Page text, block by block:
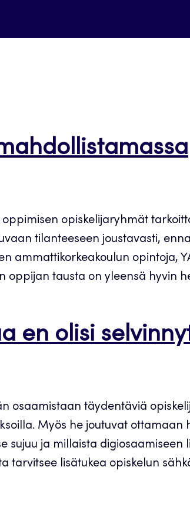
opiskelijaryhmät
tilanteeseen joustavasti,
ammattikorkeakoulun opintoja,
oppijan tausta on yleensä hyvin
en olisi
osaamistaan täydentäviä
Myös he joutuvat
sujuu ja millaista
tarvitsee lisätukea opiskelun